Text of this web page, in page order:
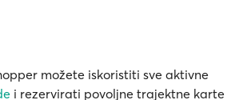
možete iskoristiti sve aktivne
i rezervirati povoljne trajektne karte